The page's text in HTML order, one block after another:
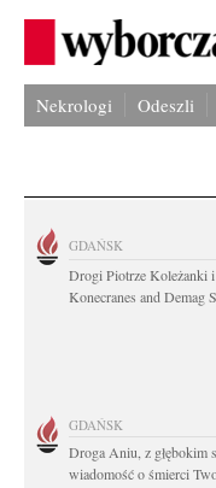
Nekrologi Odeszli
GDAŃSK
Drogi Piotrze Koleżanki
Konecranes and Demag
GDAŃSK
Droga Aniu, z głębokim
wiadomość o śmierci